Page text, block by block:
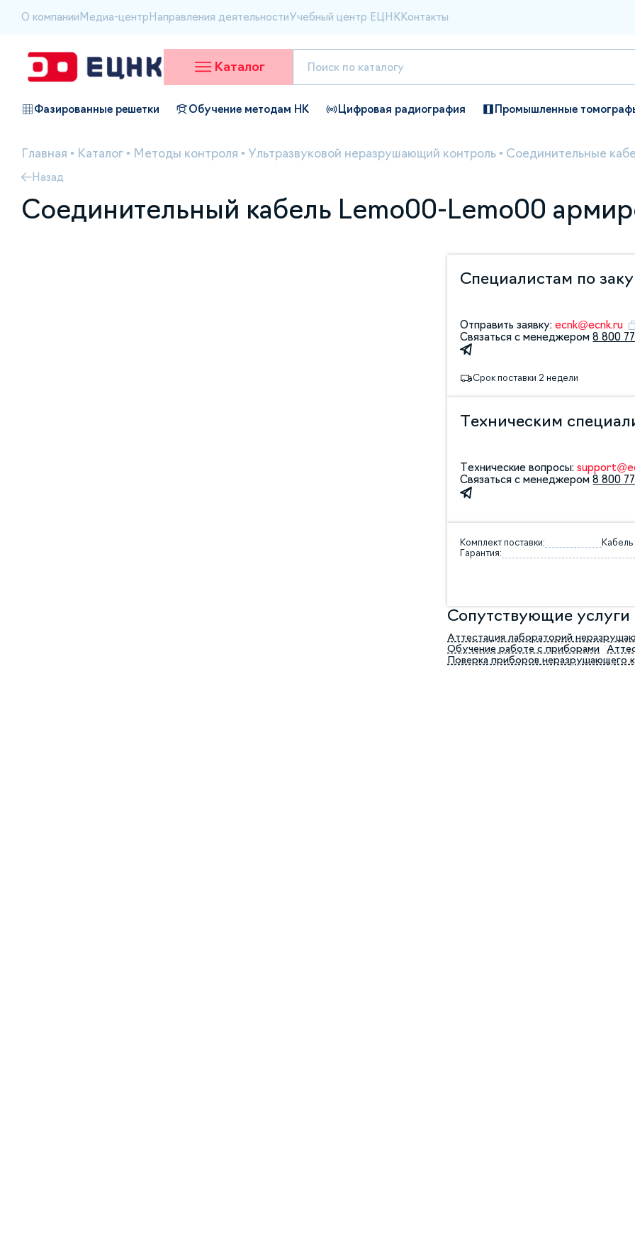
О компании Медиа-центр Направления деятельностиУчебный центр ЕЦНК Контакты
Каталог
Фазированные решетки Обучение методам НК Цифровая радиография Промышленные
Главная • Каталог • Методы контроля • Ультразвуковой неразрушающий контроль • Соединительные
Назад
Соединительный кабель Lemo00-Lemo00
Специалистам по
Отправить заявку:ecnk@ecnk.ru
Связаться с менеджером8 800
Срок поставки 2 недели
Техническим
Технические вопросы:
Связаться с менеджером8 800
Комплект поставки:
Кабель
Гарантия:
Сопутствующие услуги
Аттестация лабораторий
Обучение работе с приборами
Поверка приборов неразрушающего